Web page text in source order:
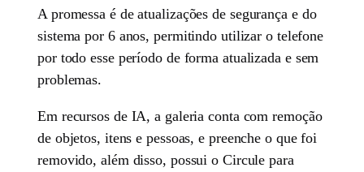
A promessa é de atualizações de segurança e do
sistema por 6 anos, permitindo utilizar o telefone
por todo esse período de forma atualizada e sem
problemas.
Em recursos de IA, a galeria conta com remoção
de objetos, itens e pessoas, e preenche o que foi
removido, além disso, possui o Circule para